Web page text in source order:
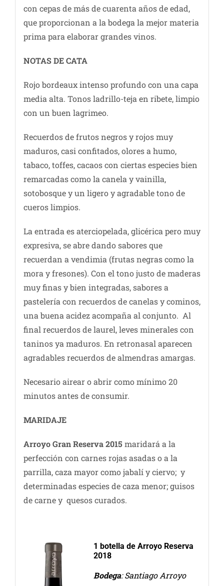
con cepas de más de cuarenta años de edad,
que proporcionan a la bodega la mejor materia
prima para elaborar grandes vinos.
NOTAS DE CATA
Rojo bordeaux intenso profundo con una capa
media alta. Tonos ladrillo-teja en ribete, limpio
con un buen lagrimeo.
Recuerdos de frutos negros y rojos muy
maduros, casi confitados, olores a humo,
tabaco, toffes, cacaos con ciertas especies bien
remarcadas como la canela y vainilla,
sotobosque y un ligero y agradable tono de
cueros limpios.
La entrada es aterciopelada, glicérica pero muy
expresiva, se abre dando sabores que
recuerdan a vendimia (frutas negras como la
mora y fresones). Con el tono justo de maderas
muy finas y bien integradas, sabores a
pastelería con recuerdos de canelas y cominos,
una buena acidez acompaña al conjunto. Al
final recuerdos de laurel, leves minerales con
taninos ya maduros. En retronasal aparecen
agradables recuerdos de almendras amargas.
Necesario airear o abrir como mínimo 20
minutos antes de consumir.
MARIDAJE
Arroyo Gran Reserva 2015 maridará a la
perfección con carnes rojas asadas o a la
parrilla, caza mayor como jabalí y ciervo; y
determinadas especies de caza menor; guisos
de carne y quesos curados.
1 botella de Arroyo Reserva
2018
Bodega: Santiago Arroyo